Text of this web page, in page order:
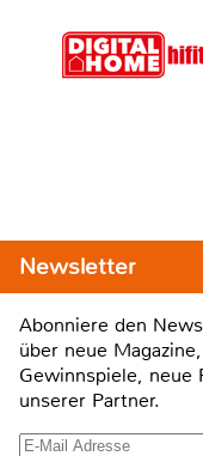
Newsletter
Abonniere den
über neue
Gewinnspiele,
unserer Partner.